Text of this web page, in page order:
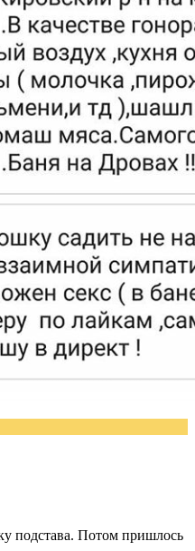
подстава. Потом пришлось